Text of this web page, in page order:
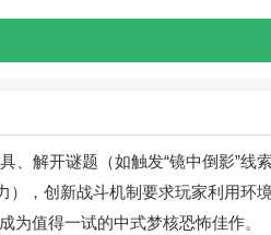
、解开谜题（如触发“镜中倒影”
，创新战斗机制要求玩家利用环
值得一试的中式梦核恐怖佳作。